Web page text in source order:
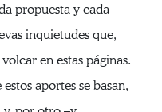
propuesta y cada
inquietudes que,
en estas páginas.
aportes se basan,